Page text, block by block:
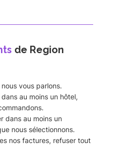
de Region
vous parlons.
au moins un hôtel,
dans au moins un
nous sélectionnons.
nos factures, refuser tout